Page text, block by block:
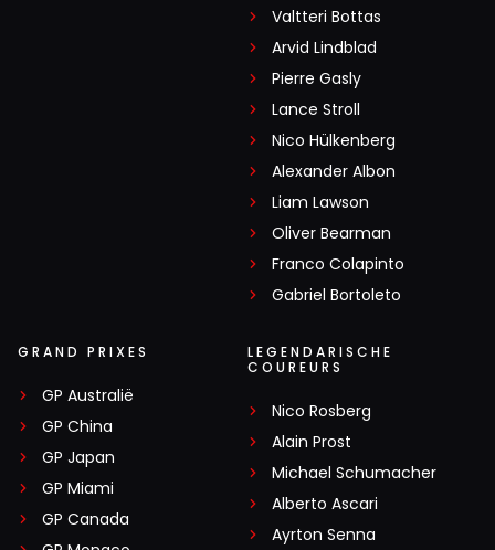
Valtteri Bottas
Arvid Lindblad
Pierre Gasly
Lance Stroll
Nico Hülkenberg
Alexander Albon
Liam Lawson
Oliver Bearman
Franco Colapinto
Gabriel Bortoleto
GRAND PRIXES
GP Australië
GP China
GP Japan
GP Miami
GP Canada
LEGENDARISCHE
COUREURS
Nico Rosberg
Alain Prost
Michael Schumacher
Alberto Ascari
Ayrton Senna